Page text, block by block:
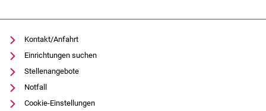
Kontakt/Anfahrt
Einrichtungen suchen
Stellenangebote
Notfall
Cookie-Einstellungen